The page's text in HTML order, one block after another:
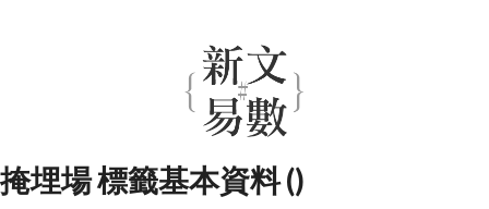
掩埋場 標籤基本資料 ()